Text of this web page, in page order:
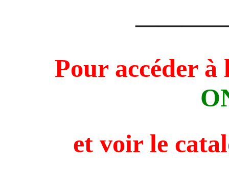
Pour accéder
et voir le